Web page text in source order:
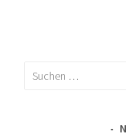
Suchen